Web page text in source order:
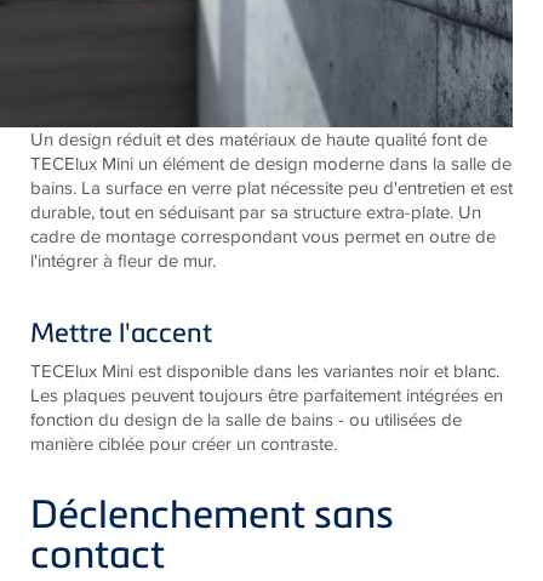
Un design réduit et des matériaux de haute qualité font de
TECElux Mini un élément de design moderne dans la salle de
bains. La surface en verre plat nécessite peu d'entretien et est
durable, tout en séduisant par sa structure extra-plate. Un
cadre de montage correspondant vous permet en outre de
l'intégrer à fleur de mur.
Mettre l'accent
TECElux Mini est disponible dans les variantes noir et blanc.
Les plaques peuvent toujours être parfaitement intégrées en
fonction du design de la salle de bains - ou utilisées de
manière ciblée pour créer un contraste.
Déclenchement sans
contact